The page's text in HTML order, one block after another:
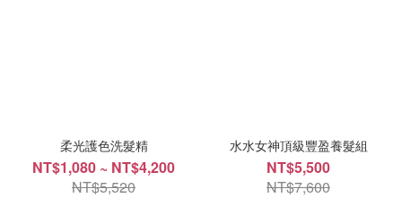
柔光護色洗髮精
NT$1,080 ~ NT$4,200
NT$5,520
水水女神頂級豐盈養髮組
NT$5,500
NT$7,600